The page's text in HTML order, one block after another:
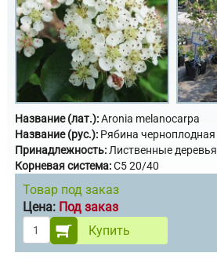
Название (лат.):Aronia melanocarpa
Название (рус.): Рябина черноплодная
Принадлежность:Лиственные деревья
Корневая система:С5 20/40
Товар под заказ
Цена: Под заказ
Купить